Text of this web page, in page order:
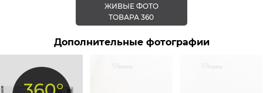
ЖИВЫЕ ФОТО
ТОВАРА 360
Дополнительные фотографии